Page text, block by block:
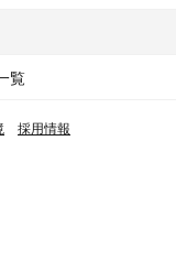
覧
採用情報